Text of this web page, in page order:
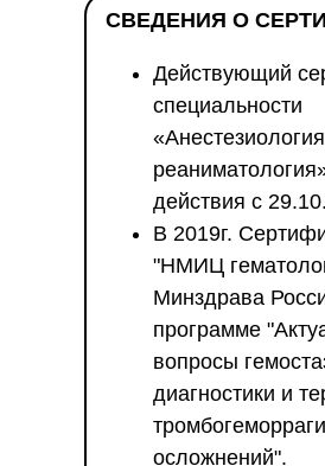
СВЕДЕНИЯ О
Действующий
специальности
действия с
В 2019г.
"НМИЦ
Минздрава
программе
вопросы
диагностики и
осложнений".